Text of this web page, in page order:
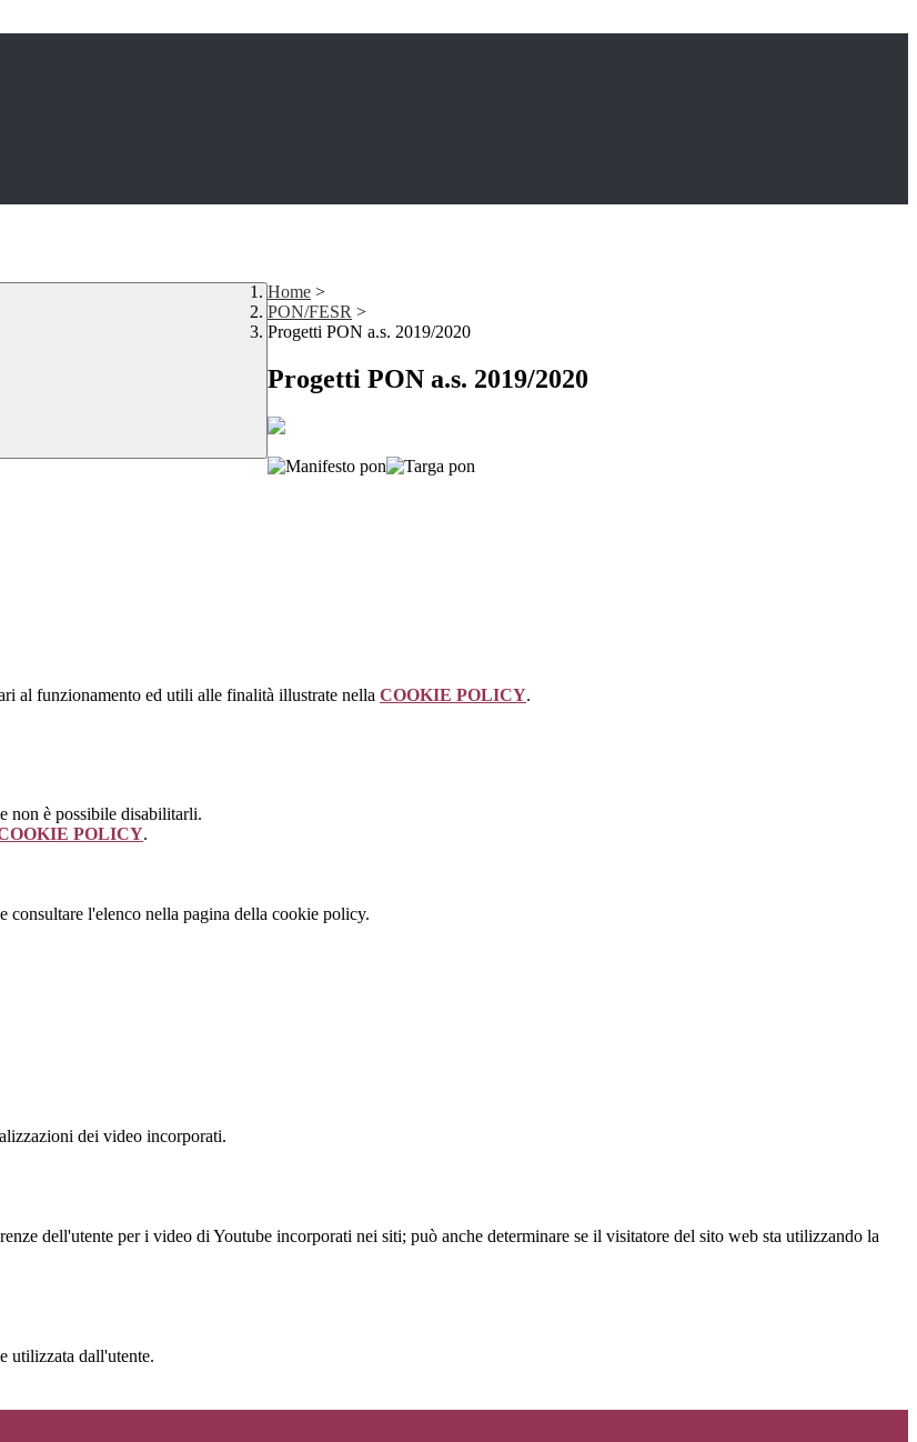
Home >
PON/FESR >
Progetti PON a.s. 2019/2020
Progetti PON a.s. 2019/2020
al funzionamento ed utili alle finalità illustrate nella COOKIE POLICY.
non è possibile disabilitarli.
POLICY.
consultare l'elenco nella pagina della cookie policy.
dei video incorporati.
dell'utente per i video di Youtube incorporati nei siti; può anche determinare se il visitatore del sito web sta utilizzando la
utilizzata dall'utente.